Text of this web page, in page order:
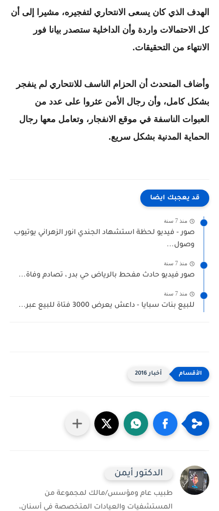
الهدف الذي كان يسعى الانتحاري لتفجيره، مشيرا إلى أن
كل الاحتمالات واردة وأن الداخلية ستصدر بيانا فور
الانتهاء من التحقيقات.
وأضاف المتحدث أن الحزام الناسف للانتحاري لم ينفجر
بشكل كامل، وأن رجال الأمن عثروا على عدد من
العبوات الناسفة في موقع الانفجار، وتعامل معها رجال
الحماية المدنية بشكل سريع.
قد يعجبك ايضا
منذ 7 سنة
صور - فيديو لحظة استشهاد الجندي انور الزهراني يوتيوب
وصول...
منذ 7 سنة
صور فيديو حادث مفحط بالرياض حي بدر ، تصادم وفاة...
منذ 7 سنة
للبيع بنات سبايا - داعش يعرض 3000 فتاة للبيع عبر...
أخبار 2016
الدكتور أيمن
طبيب عام ومؤسس/مالك لمجموعة من
المستشفيات والعيادات المتخصصة في أسنان،